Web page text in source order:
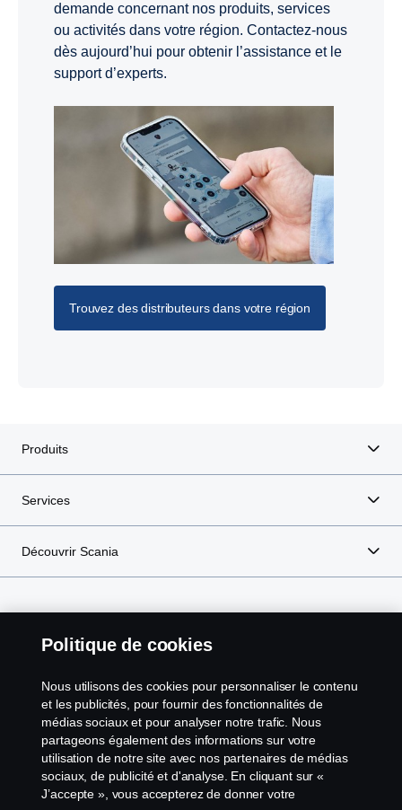
demande concernant nos produits, services
ou activités dans votre région. Contactez-nous
dès aujourd’hui pour obtenir l’assistance et le
support d’experts.
Trouvez des distributeurs dans votre région
Produits
Services
Découvrir Scania
Avis juridique
Politique de confidentialité
Politique de cookies
Nous utilisons des cookies pour personnaliser le contenu
et les publicités, pour fournir des fonctionnalités de
médias sociaux et pour analyser notre trafic. Nous
partageons également des informations sur votre
utilisation de notre site avec nos partenaires de médias
sociaux, de publicité et d'analyse. En cliquant sur «
J’accepte », vous accepterez de donner votre